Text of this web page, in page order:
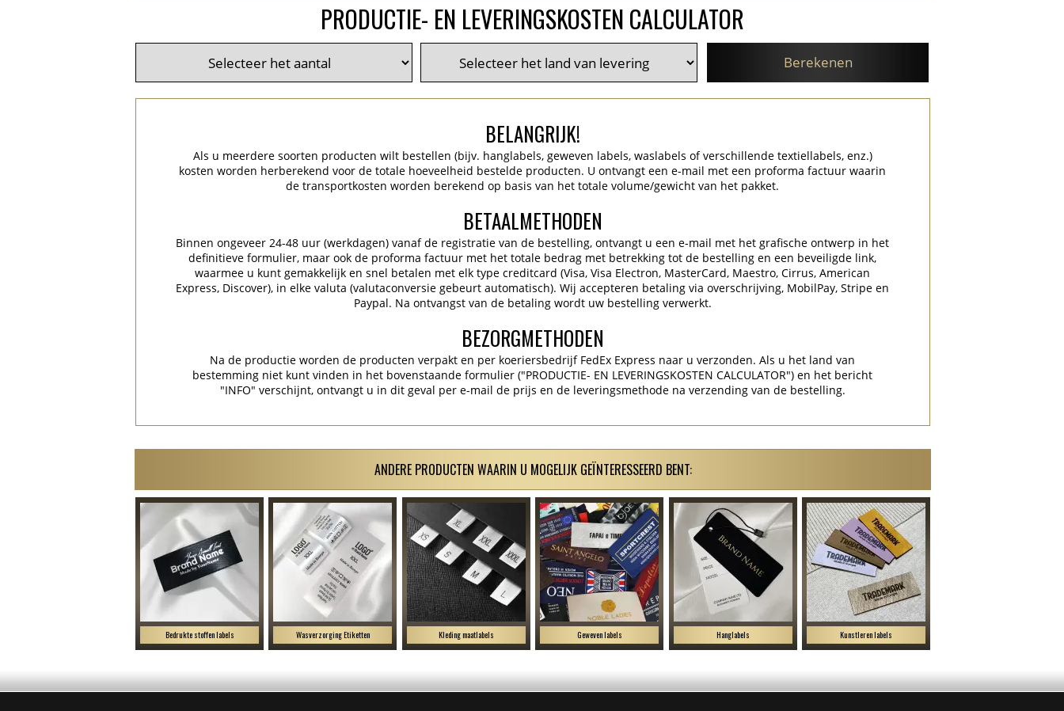
PRODUCTIE- EN LEVERINGSKOSTEN CALCULATOR
Berekenen
BELANGRIJK!
Als u meerdere soorten producten wilt bestellen (bijv. hanglabels, geweven labels, waslabels of verschillende textiellabels, enz.)
kosten worden herberekend voor de totale hoeveelheid bestelde producten. U ontvangt een e-mail met een proforma factuur waarin
de transportkosten worden berekend op basis van het totale volume/gewicht van het pakket.
BETAALMETHODEN
Binnen ongeveer 24-48 uur (werkdagen) vanaf de registratie van de bestelling, ontvangt u een e-mail met het grafische ontwerp in het
definitieve formulier, maar ook de proforma factuur met het totale bedrag met betrekking tot de bestelling en een beveiligde link,
waarmee u kunt gemakkelijk en snel betalen met elk type creditcard (Visa, Visa Electron, MasterCard, Maestro, Cirrus, American
Express, Discover), in elke valuta (valutaconversie gebeurt automatisch). Wij accepteren betaling via overschrijving, MobilPay, Stripe en
Paypal. Na ontvangst van de betaling wordt uw bestelling verwerkt.
BEZORGMETHODEN
Na de productie worden de producten verpakt en per koeriersbedrijf FedEx Express naar u verzonden. Als u het land van
bestemming niet kunt vinden in het bovenstaande formulier ("PRODUCTIE- EN LEVERINGSKOSTEN CALCULATOR") en het bericht
"INFO" verschijnt, ontvangt u in dit geval per e-mail de prijs en de leveringsmethode na verzending van de bestelling.
ANDERE PRODUCTEN WAARIN U MOGELIJK GEÏNTERESSEERD BENT:
Bedrukte stoffen labels Wasverzorging Etiketten Kleding maatlabels Geweven labels Hanglabels Kunstleren labels